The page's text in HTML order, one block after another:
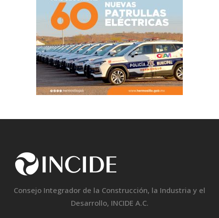
Consejo Integrador de la Construcción, la Industria y el
Desarrollo, INCIDE A.C.